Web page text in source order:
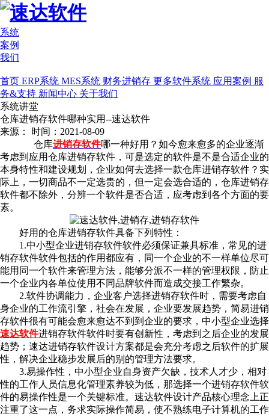
系统
案例
我们
首页 ERP系统 MES系统 财务进销存 更多软件系统 应用案例 服
务&支持 新闻中心 关于我们
系统讲堂
仓库进销存软件哪种实用--速达软件
来源： 时间：2021-08-09
仓库进销存软件哪一种好用？如今愈来愈多的企业逐渐
考虑到应用仓库进销存软件，可是选定的软件是不是合适企业的
本身特性和建设规划，企业如何去选择一款仓库进销存软件？实
际上，一切商品不一定选贵的，但一定会选合适的，仓库进销存
软件都不除外，分辨一个软件是否合适，应考虑到各个方面的要
素。
好用的仓库进销存软件具备下列特性：
1.中小型企业进销存软件软件必须保证兼具标准，常见的进
销存软件软件包括的作用都应有，同一个企业的不一样单位尽可
能用同一个软件来管理方法，能够分派不一样的管理权限，防止
一个企业内各单位使用不同品牌软件而造成交接工作繁杂。
2.软件协调能力，企业客户选择进销存软件时，需要考虑自
身企业的工作流引擎，社会在发展，企业要发展趋势，简易进销
存软件很有可能会愈来愈达不到到企业的要求，中小型企业选择
速达软件进销存软件软件时要有创新性，考虑到之后企业的发展
趋势；速达进销存软件设计方案都是会充分考虑之后软件的扩展
性，解决企业稳步发展后的别的管理方法要求。
3.易操作性，中小型企业自身资产欠缺，技术人才少，相对
性的工作人员信息化管理素养较为低，那选择一个进销存软件软
件的易操作性是一个关键标准。速达软件设计产品核心理念上正
注重了这一点，务求实际操作简易，使不熟练电子计算机的工作